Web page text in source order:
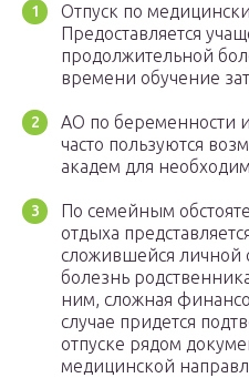
Отпуск по
Предоставляется
продолжительной
времени обучение
АО по беременности
часто пользуются
академ для
По семейным
отдыха
сложившейся личной
болезнь
ним, сложная
случае придется
отпуске рядом
медицинской